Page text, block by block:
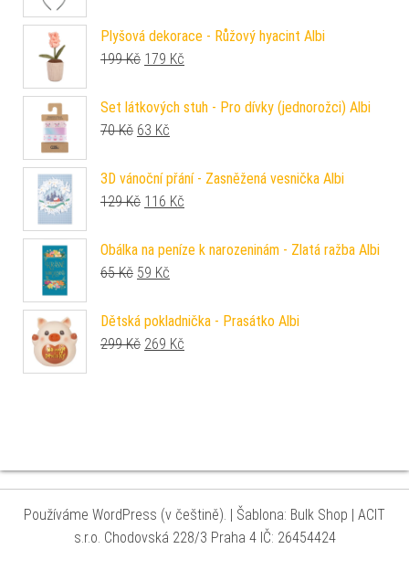
Plyšová dekorace - Růžový hyacint Albi
199Kč Původní cena byla: 199 Kč.
179 Kč
Set látkových stuh - Pro dívky (jednorožci) Albi
70Kč Původní cena byla: 70 Kč.
63 Kč
3D vánoční přání - Zasněžená vesnička Albi
129Kč Původní cena byla: 129 Kč.
116 Kč
Obálka na peníze k narozeninám - Zlatá ražba Albi
65Kč Původní cena byla: 65 Kč.
59 Kč
Dětská pokladnička - Prasátko Albi
299Kč Původní cena byla: 299 Kč.
269 Kč
Používáme WordPress (v češtině). Šablona: Bulk Shop
| ACIT
s.r.o. Chodovská 228/3 Praha 4 IČ: 26454424